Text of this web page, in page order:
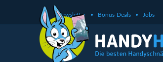
Newsletter Bonus-Deals Jobs